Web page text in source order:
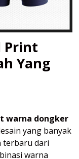
Print
Yang
warna dongker
yang banyak
terbaru dari
warna